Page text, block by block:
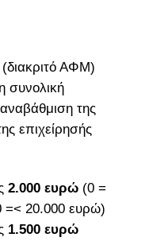
ΑΦΜ)
συνολική
της
επιχείρησής
2.000 ευρώ (0 =
=< 20.000 ευρώ)
1.500 ευρώ